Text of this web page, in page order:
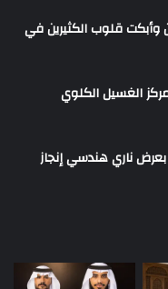
وأبكت قلوب الكثيرين في
الغسيل الكلوي
ناري هندسي إنجاز